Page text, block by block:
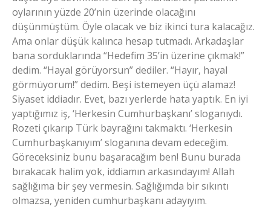
oylarının yüzde 20’nin üzerinde olacağını
düşünmüştüm. Öyle olacak ve biz ikinci tura kalacağız.
Ama onlar düşük kalınca hesap tutmadı. Arkadaşlar
bana sorduklarında “Hedefim 35’in üzerine çıkmak!”
dedim. “Hayal görüyorsun” dediler. “Hayır, hayal
görmüyorum!” dedim. Beşi istemeyen üçü alamaz!
Siyaset iddiadır. Evet, bazı yerlerde hata yaptık. En iyi
yaptığımız iş, ‘Herkesin Cumhurbaşkanı’ sloganıydı.
Rozeti çıkarıp Türk bayrağını takmaktı. ‘Herkesin
Cumhurbaşkanıyım’ sloganına devam edeceğim.
Göreceksiniz bunu başaracağım ben! Bunu burada
bırakacak halim yok, iddiamın arkasındayım! Allah
sağlığıma bir şey vermesin. Sağlığımda bir sıkıntı
olmazsa, yeniden cumhurbaşkanı adayıyım.